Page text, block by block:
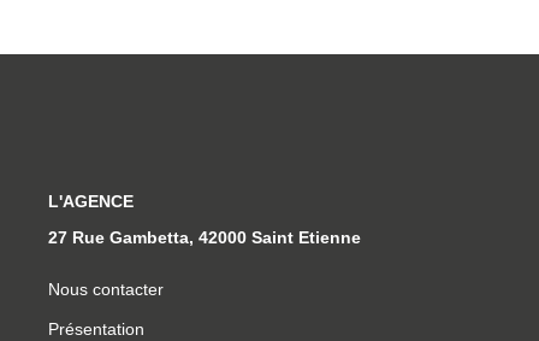
L'AGENCE
27 Rue Gambetta, 42000 Saint Etienne
Nous contacter
Présentation